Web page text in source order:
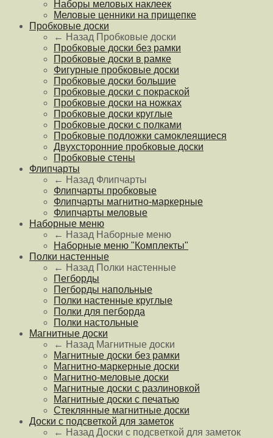
Наборы меловых наклеек
Меловые ценники на прищепке
Пробковые доски
← Назад Пробковые доски
Пробковые доски без рамки
Пробковые доски в рамке
Фигурные пробковые доски
Пробковые доски большие
Пробковые доски с покраской
Пробковые доски на ножках
Пробковые доски круглые
Пробковые доски с полками
Пробковые подложки самоклеящиеся
Двухсторонние пробковые доски
Пробковые стены
Флипчарты
← Назад Флипчарты
Флипчарты пробковые
Флипчарты магнитно-маркерные
Флипчарты меловые
Наборные меню
← Назад Наборные меню
Наборные меню "Комплекты"
Полки настенные
← Назад Полки настенные
Пегборды
Пегборды напольные
Полки настенные круглые
Полки для пегборда
Полки настольные
Магнитные доски
← Назад Магнитные доски
Магнитные доски без рамки
Магнитно-маркерные доски
Магнитно-меловые доски
Магнитные доски с разлиновкой
Магнитные доски с печатью
Стеклянные магнитные доски
Доски с подсветкой для заметок
← Назад Доски с подсветкой для заметок